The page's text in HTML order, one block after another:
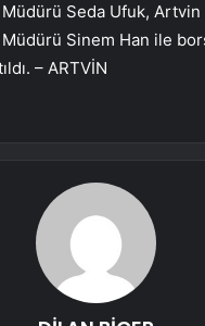
Seda Ufuk,
Sinem Han ile
– ARTVİN